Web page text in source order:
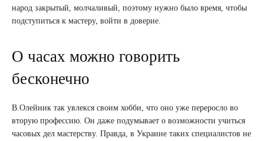
народ закрытый, молчаливый, поэтому нужно было время, чтобы
подступиться к мастеру, войти в доверие.
О часах можно говорить
бесконечно
В.Олейник так увлекся своим хобби, что оно уже переросло во
вторую профессию. Он даже подумывает о возможности учиться
часовых дел мастерству. Правда, в Украине таких специалистов не